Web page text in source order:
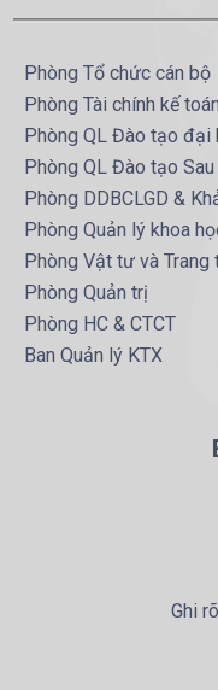
Phòng Tổ chức cán bộ
Phòng Tài chính kế toán
Phòng QL Đào tạo đại
Phòng QL Đào tạo
Phòng DDBCLGD &
Phòng Quản lý khoa
Phòng Vật tư và Trang
Phòng Quản trị
Phòng HC & CTCT
Ban Quản lý KTX
Ghi